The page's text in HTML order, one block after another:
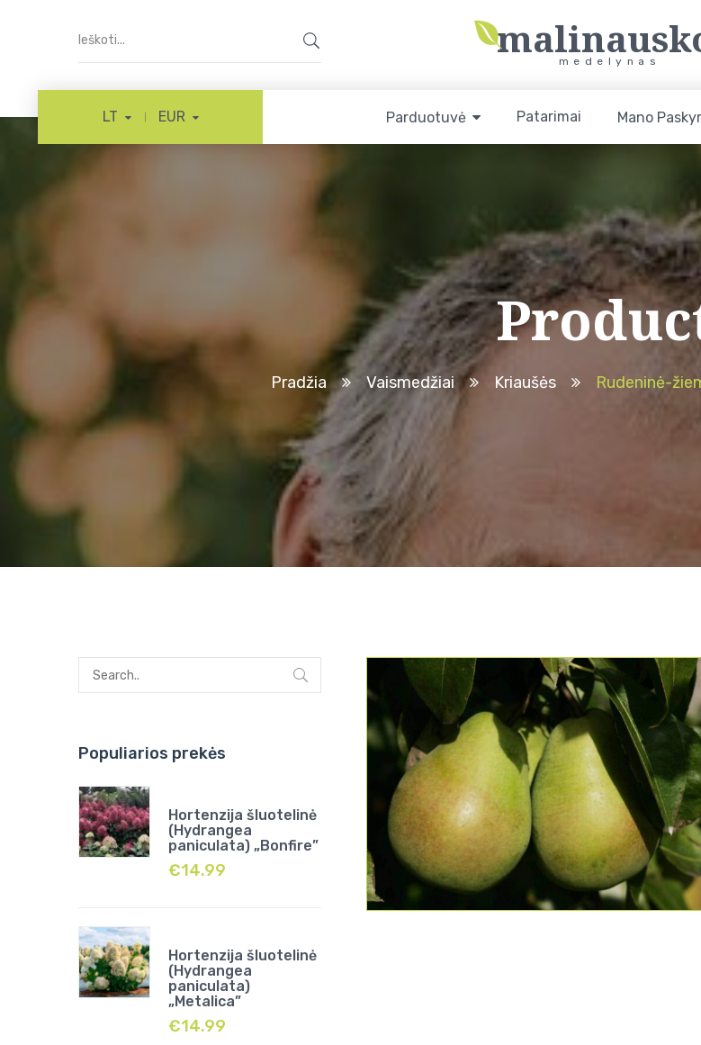
medelynas
LT EUR Parduotuvė Patarimai Mano
Pradžia Vaismedžiai Kriaušės Rudeninė-
Populiarios prekės
Hortenzija šluotelinė
(Hydrangea
paniculata) „Bonfire”
€14.99
Hortenzija šluotelinė
(Hydrangea
paniculata)
„Metalica”
€14.99